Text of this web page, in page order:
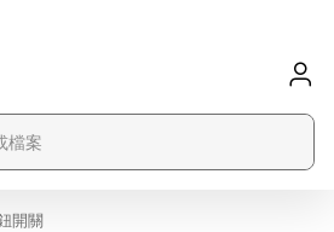
開關